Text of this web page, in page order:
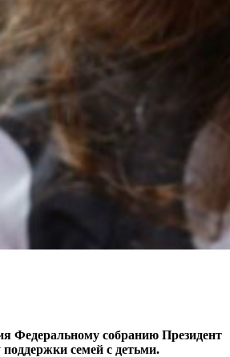
Федеральному собранию Президент
семей с детьми.